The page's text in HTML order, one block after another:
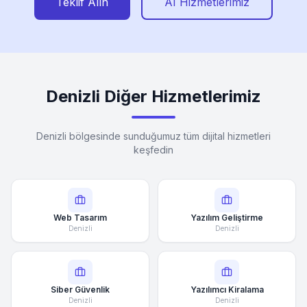
Denizli Diğer Hizmetlerimiz
Denizli bölgesinde sunduğumuz tüm dijital hizmetleri
keşfedin
Web Tasarım
Denizli
Yazılım Geliştirme
Denizli
Siber Güvenlik
Denizli
Yazılımcı Kiralama
Denizli